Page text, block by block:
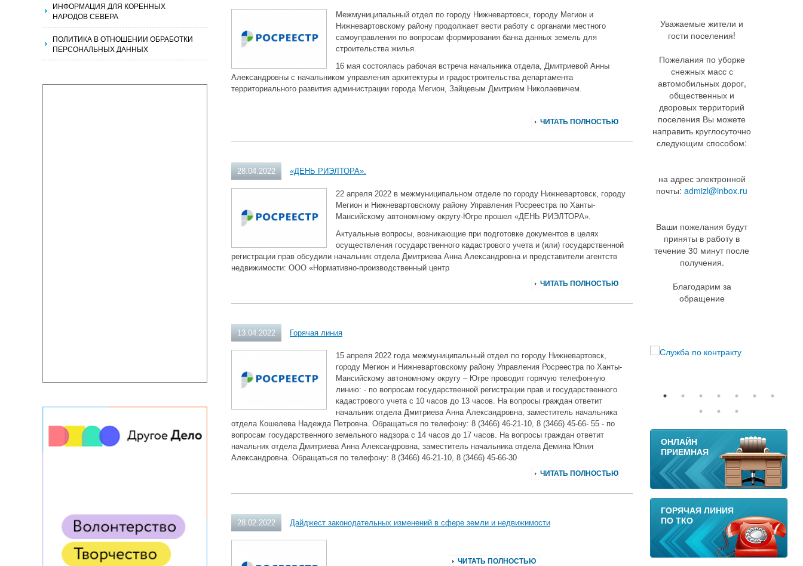
Межмуниципальный отдел по городу Нижневартовск, городу Мегион и
Нижневартовскому району продолжает вести работу с органами местного
самоуправления по вопросам формирования банка данных земель для
строительства жилья.
16 мая состоялась рабочая встреча начальника отдела, Дмитриевой Анны
Александровны с начальником управления архитектуры и градостроительства департамента
территориального развития администрации города Мегион, Зайцевым Дмитрием Николаевичем.
ЧИТАТЬ ПОЛНОСТЬЮ
28.04.2022 «ДЕНЬ РИЭЛТОРА».
22 апреля 2022 в межмуниципальном отделе по городу Нижневартовск, городу
Мегион и Нижневартовскому району Управления Росреестра по Ханты-
Мансийскому автономному округу-Югре прошел «ДЕНЬ РИЭЛТОРА».
Актуальные вопросы, возникающие при подготовке документов в целях
осуществления государственного кадастрового учета и (или) государственной
регистрации прав обсудили начальник отдела Дмитриева Анна Александровна и представители агентств
недвижимости: ООО «Нормативно-производственный центр
ЧИТАТЬ ПОЛНОСТЬЮ
13.04.2022 Горячая линия
15 апреля 2022 года межмуниципальный отдел по городу Нижневартовск,
городу Мегион и Нижневартовскому району Управления Росреестра по Ханты-
Мансийскому автономному округу – Югре проводит горячую телефонную
линию: - по вопросам государственной регистрации прав и государственного
кадастрового учета с 10 часов до 13 часов. На вопросы граждан ответит
начальник отдела Дмитриева Анна Александровна, заместитель начальника
отдела Кошелева Надежда Петровна. Обращаться по телефону: 8 (3466) 46-21-10, 8 (3466) 45-66- 55 - по
вопросам государственного земельного надзора с 14 часов до 17 часов. На вопросы граждан ответит
начальник отдела Дмитриева Анна Александровна, заместитель начальника отдела Демина Юлия
Александровна. Обращаться по телефону: 8 (3466) 46-21-10, 8 (3466) 45-66-30
ЧИТАТЬ ПОЛНОСТЬЮ
28.02.2022 Дайджест законодательных изменений в сфере земли и недвижимости
ЧИТАТЬ ПОЛНОСТЬЮ
ИНФОРМАЦИЯ ДЛЯ КОРЕННЫХ
НАРОДОВ СЕВЕРА
ПОЛИТИКА В ОТНОШЕНИИ ОБРАБОТКИ
ПЕРСОНАЛЬНЫХ ДАННЫХ
Уважаемые жители и
гости поселения!
Пожелания по уборке
снежных масс с
автомобильных дорог,
общественных и
дворовых территорий
поселения Вы можете
направить круглосуточно
следующим способом:
на адрес электронной
почты:admizl@inbox.ru
Ваши пожелания будут
приняты в работу в
течение 30 минут после
получения.
Благодарим за
обращение
11
ОНЛАЙН
ПРИЕМНАЯ
ГОРЯЧАЯ ЛИНИЯ
ПО ТКО